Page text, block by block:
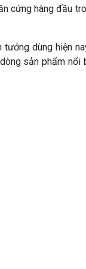
cứng hàng đầu
dùng hiện
sản phẩm nổi